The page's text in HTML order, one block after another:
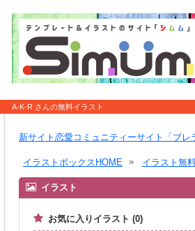
A-K-R さんの無料イラスト
新サイト恋愛コミュニティーサイト「ブレ
イラストボックスHOME イラスト無
イラスト
お気に入りイラスト (0)